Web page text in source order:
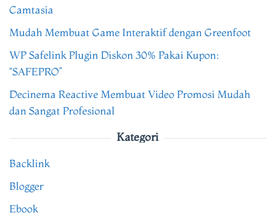
Camtasia
Mudah Membuat Game Interaktif dengan Greenfoot
WP Safelink Plugin Diskon 30% Pakai Kupon:
“SAFEPRO”
Decinema Reactive Membuat Video Promosi Mudah
dan Sangat Profesional
Kategori
Backlink
Blogger
Ebook